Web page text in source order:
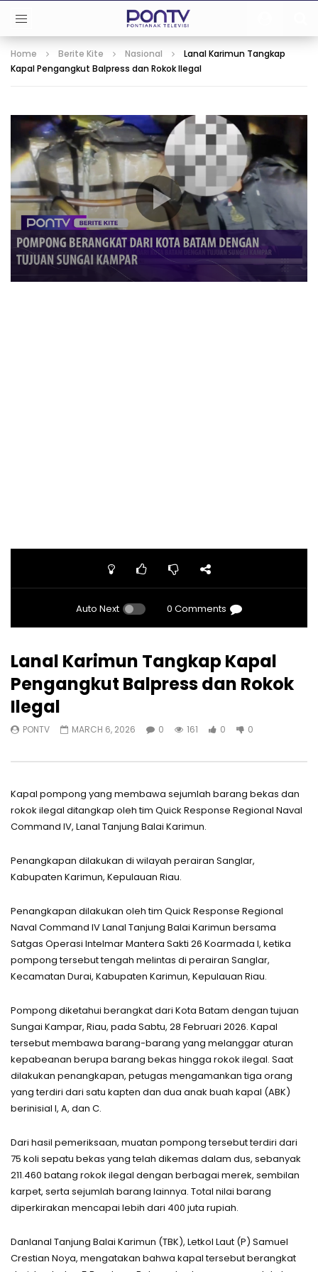
Home Berite Kite Nasional
Lanal Karimun Tangkap
Kapal Pengangkut Balpress dan Rokok Ilegal
Auto Next 0 Comments
Lanal Karimun Tangkap Kapal
Pengangkut Balpress dan Rokok
Ilegal
PONTV MARCH 6, 2026 0 161 0 0
Kapal pompong yang membawa sejumlah barang bekas dan
rokok ilegal ditangkap oleh tim Quick Response Regional Naval
Command IV, Lanal Tanjung Balai Karimun.
Penangkapan dilakukan di wilayah perairan Sanglar,
Kabupaten Karimun, Kepulauan Riau.
Penangkapan dilakukan oleh tim Quick Response Regional
Naval Command IV Lanal Tanjung Balai Karimun bersama
Satgas Operasi Intelmar Mantera Sakti 26 Koarmada I, ketika
pompong tersebut tengah melintas di perairan Sanglar,
Kecamatan Durai, Kabupaten Karimun, Kepulauan Riau.
Pompong diketahui berangkat dari Kota Batam dengan tujuan
Sungai Kampar, Riau, pada Sabtu, 28 Februari 2026. Kapal
tersebut membawa barang-barang yang melanggar aturan
kepabeanan berupa barang bekas hingga rokok ilegal. Saat
dilakukan penangkapan, petugas mengamankan tiga orang
yang terdiri dari satu kapten dan dua anak buah kapal (ABK)
berinisial I, A, dan C.
Dari hasil pemeriksaan, muatan pompong tersebut terdiri dari
75 koli sepatu bekas yang telah dikemas dalam dus, sebanyak
211.460 batang rokok ilegal dengan berbagai merek, sembilan
karpet, serta sejumlah barang lainnya. Total nilai barang
diperkirakan mencapai lebih dari 400 juta rupiah.
Danlanal Tanjung Balai Karimun (TBK), Letkol Laut (P) Samuel
Crestian Noya, mengatakan bahwa kapal tersebut berangkat